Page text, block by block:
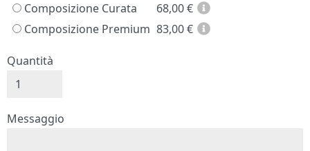
Composizione Curata
68,00€
Composizione Premium 83,00€
Quantità
Messaggio e firma
Messaggio